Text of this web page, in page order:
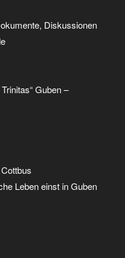
Diskussionen
Guben –
Leben einst in Guben